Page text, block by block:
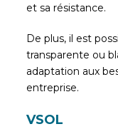
et sa résistance.
De plus, il est
transparente ou
adaptation aux
entreprise.
VSOL